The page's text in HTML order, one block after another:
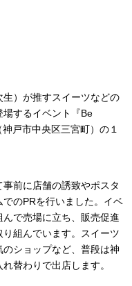
）が推すスイーツなどの
するイベント『Be
戸市中央区三宮町）の１
前に店舗の誘致やポスタ
のPRを行いました。イベ
で売場に立ち、販売促進
組んでいます。スイーツ
ショップなど、普段は神
替わりで出店します。